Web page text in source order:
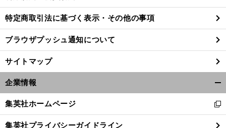
特定商取引法に基づく表示・その他の事項
ブラウザプッシュ通知について
サイトマップ
企業情報
閉
集英社ホームページ
新
し
集英社プライバシーガイドライン